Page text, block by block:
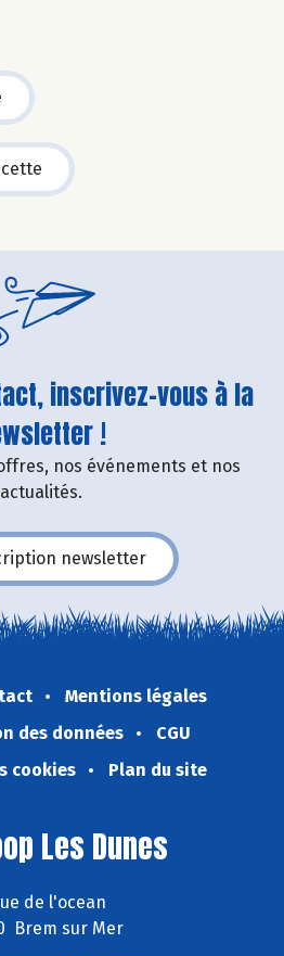
inscrivez-vous à la
!
nos événements et nos
actualités.
newsletter
Mentions légales
des données
CGU
cookies
Plan du site
Les Dunes
de l'ocean
Brem sur Mer